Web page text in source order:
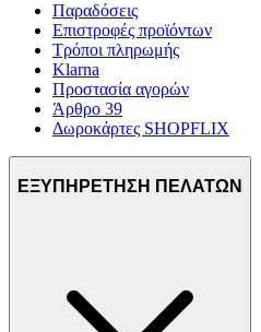
Παραδόσεις
Επιστροφές προϊόντων
Τρόποι πληρωμής
Klarna
Προστασία αγορών
Άρθρο 39
Δωροκάρτες SHOPFLIX
ΕΞΥΠΗΡΕΤΗΣΗ ΠΕΛΑΤΩΝ